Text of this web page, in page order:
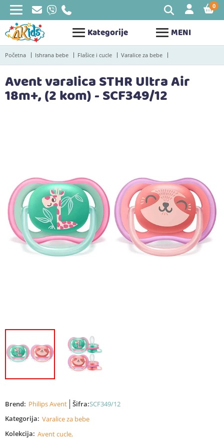
Kategorije MENI
0
Početna Ishrana bebe Flašice i cucle Varalice za bebe
Avent varalica STHR Ultra Air
18m+, (2 kom) - SCF349/12
Brend: Philips Avent Šifra:SCF349/12
Kategorija: Varalice za bebe
Kolekcija: Avent cucle,